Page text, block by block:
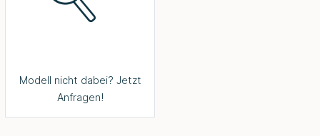
Modell nicht dabei? Jetzt
Anfragen!